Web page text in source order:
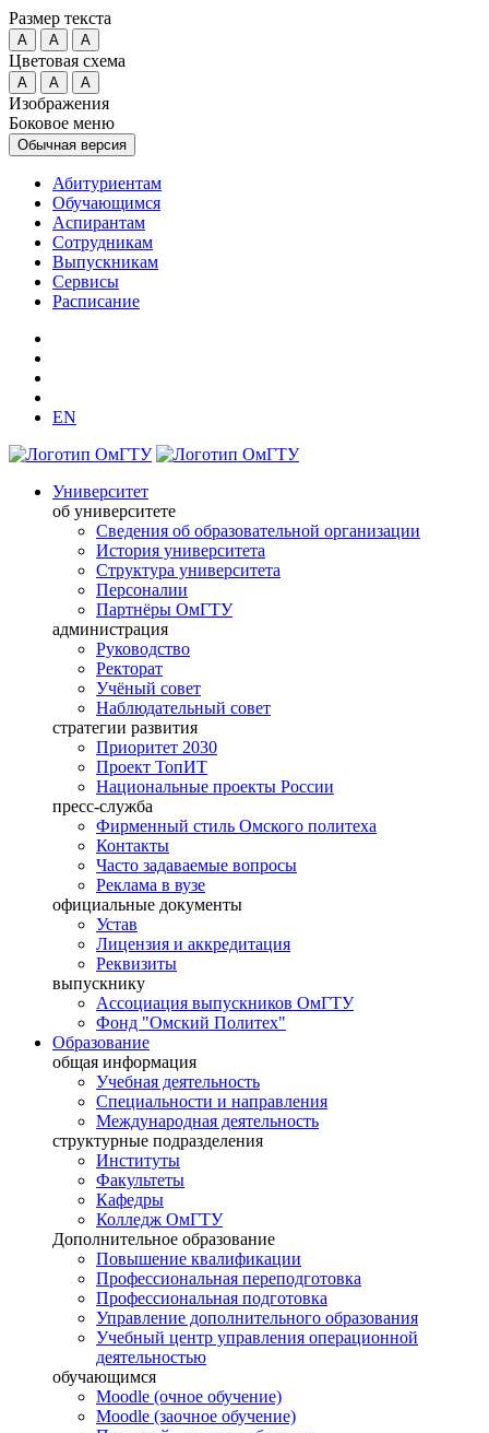
Размер текста
A A A
Цветовая схема
A A A
Изображения
Боковое меню
Обычная версия
Абитуриентам
Обучающимся
Аспирантам
Сотрудникам
Выпускникам
Сервисы
Расписание
EN
Университет
об университете
Сведения об образовательной организации
История университета
Структура университета
Персоналии
Партнёры ОмГТУ
администрация
Руководство
Ректорат
Учёный совет
Наблюдательный совет
стратегии развития
Приоритет 2030
Проект ТопИТ
Национальные проекты России
пресс-служба
Фирменный стиль Омского политеха
Контакты
Часто задаваемые вопросы
Реклама в вузе
официальные документы
Устав
Лицензия и аккредитация
Реквизиты
выпускнику
Ассоциация выпускников ОмГТУ
Фонд "Омский Политех"
Образование
общая информация
Учебная деятельность
Специальности и направления
Международная деятельность
структурные подразделения
Институты
Факультеты
Кафедры
Колледж ОмГТУ
Дополнительное образование
Повышение квалификации
Профессиональная переподготовка
Профессиональная подготовка
Управление дополнительного образования
Учебный центр управления операционной
деятельностью
обучающимся
Moodle (очное обучение)
Moodle (заочное обучение)